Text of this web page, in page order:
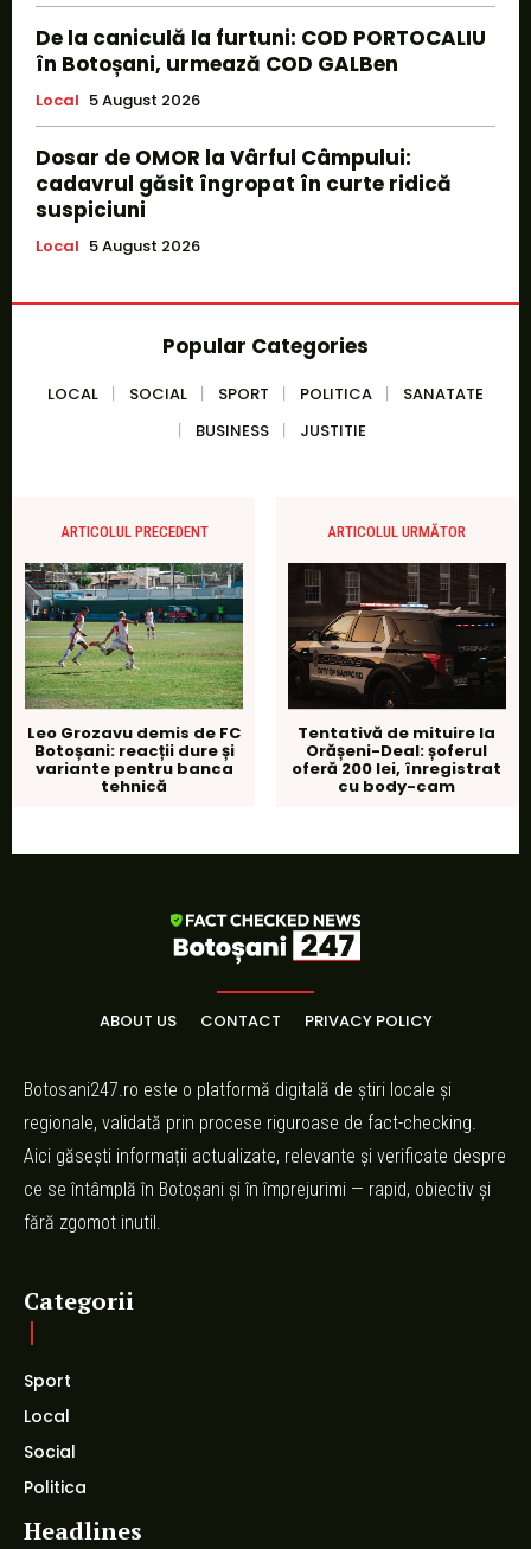
De la caniculă la furtuni: COD PORTOCALIU
în Botoșani, urmează COD GALBen
Local 5 August 2026
Dosar de OMOR la Vârful Câmpului:
cadavrul găsit îngropat în curte ridică
suspiciuni
Local 5 August 2026
Popular Categories
LOCAL SOCIAL SPORT POLITICA
SANATATE
BUSINESS
JUSTITIE
ARTICOLUL PRECEDENT
Leo Grozavu demis de FC
Botoșani: reacții dure și
variante pentru banca
tehnică
ARTICOLUL URMĂTOR
Tentativă de mituire la
Orășeni-Deal: șoferul
oferă 200 lei, înregistrat
cu body-cam
ABOUT US CONTACT PRIVACY POLICY
Botosani247.ro este o platformă digitală de știri locale și
regionale, validată prin procese riguroase de fact-checking.
Aici găsești informații actualizate, relevante și verificate despre
ce se întâmplă în Botoșani și în împrejurimi — rapid, obiectiv și
fără zgomot inutil.
Categorii
Sport
Local
Social
Politica
Headlines